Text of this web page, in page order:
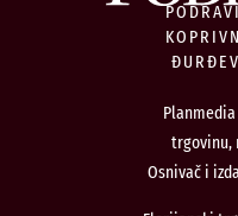
trgovinu,
Osnivač i